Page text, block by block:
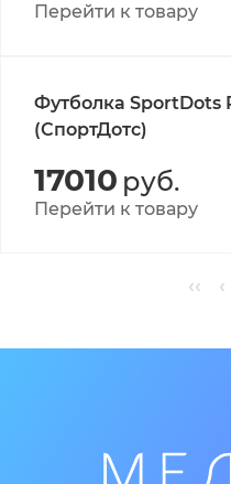
Перейти к товару
Футболка SportDots
(СпортДотс)
17010 руб.
Перейти к товару
‹‹ ‹